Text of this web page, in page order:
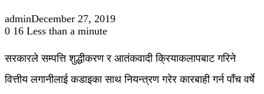
adminDecember 27, 2019
0 16 Less than a minute
सरकारले सम्पत्ति शुद्धीकरण र आतंकवादी क्रियाकलापबाट गरिने
वित्तीय लगानीलाई कडाइका साथ नियन्त्रण गरेर कारबाही गर्न पाँच वर्षे